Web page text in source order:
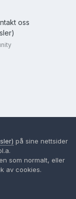
oss
på sine nettsider
som normalt, eller
av cookies.